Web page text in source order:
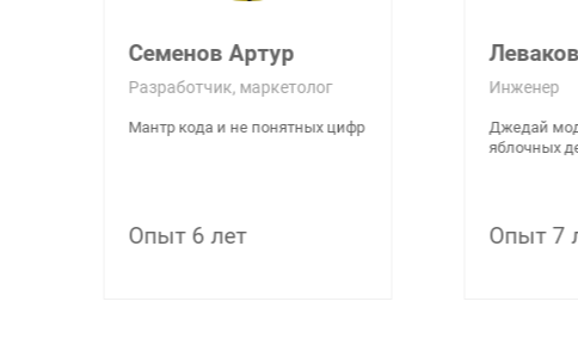
Семенов Артур
Разработчик, маркетолог
Мантр кода и не понятных цифр
Опыт 6 лет
Инженер
Джедай
яблочных
Опыт 7